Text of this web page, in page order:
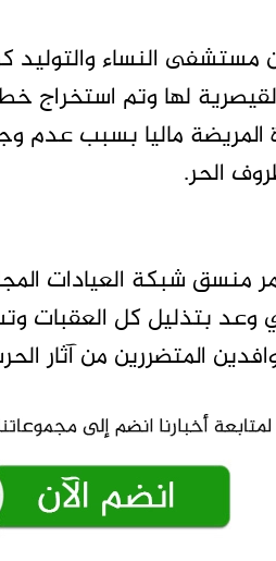
مستشفى النساء والتوليد
لها وتم استخراج
ماليا بسبب عدم
الحر.
منسق شبكة العيادات
وعد بتذليل كل العقبات
المتضررين من آثار